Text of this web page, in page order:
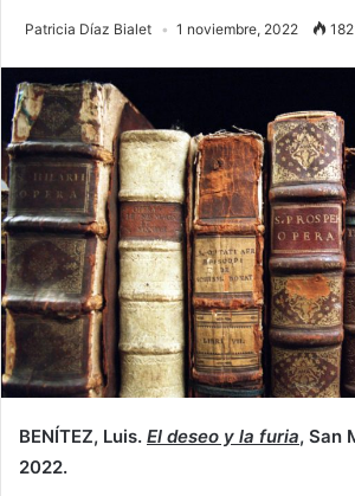
Patricia Díaz Bialet 1 noviembre, 2022 182
BENÍTEZ, Luis. El deseo y la furia, San
2022.